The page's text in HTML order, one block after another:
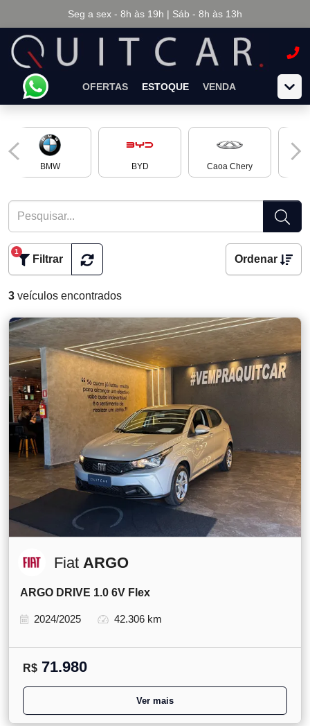
Seg a sex - 8h às 19h | Sáb - 8h às 13h
OFERTAS ESTOQUE VENDA
BMW BYD Caoa Chery
Filtrar
1
Ordenar
3 veículos encontrados
Fiat ARGO
ARGO DRIVE 1.0 6V Flex
2024/2025 42.306 km
R$ 71.980
Ver mais